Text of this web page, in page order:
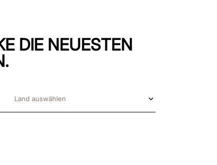
DIE NEUESTEN
Land auswählen